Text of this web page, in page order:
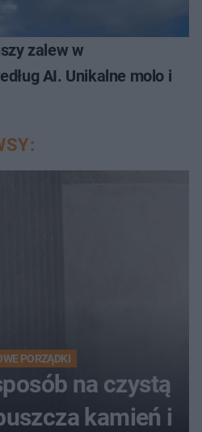
zalew w
AI. Unikalne molo i
PORZĄDKI
na czystą
kamień i